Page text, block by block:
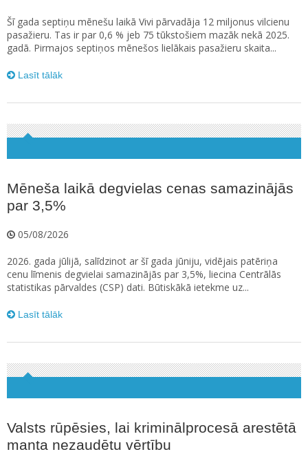
Šī gada septiņu mēnešu laikā Vivi pārvadāja 12 miljonus vilcienu
pasažieru. Tas ir par 0,6 % jeb 75 tūkstošiem mazāk nekā 2025.
gadā. Pirmajos septiņos mēnešos lielākais pasažieru skaita...
Lasīt tālāk
Mēneša laikā degvielas cenas samazinājās
par 3,5%
05/08/2026
2026. gada jūlijā, salīdzinot ar šī gada jūniju, vidējais patēriņa
cenu līmenis degvielai samazinājās par 3,5%, liecina Centrālās
statistikas pārvaldes (CSP) dati. Būtiskākā ietekme uz...
Lasīt tālāk
Valsts rūpēsies, lai kriminālprocesā arestētā
manta nezaudētu vērtību